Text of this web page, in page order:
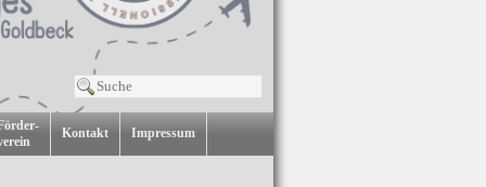
Kontakt Impressum